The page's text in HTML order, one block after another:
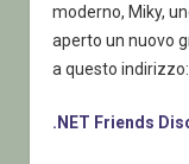
moderno, Miky,
aperto un nuovo
a questo indirizzo:
.NET Friends